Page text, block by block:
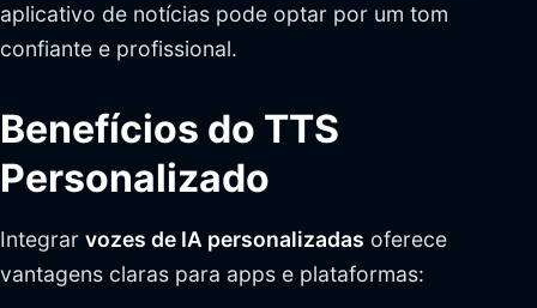
aplicativo de notícias pode optar por um tom
confiante e profissional.
Benefícios do TTS
Personalizado
Integrar vozes de IA personalizadas oferece
vantagens claras para apps e plataformas: